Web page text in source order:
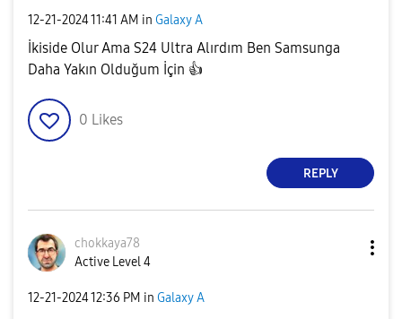
‎12-21-202411:41 AM in Galaxy A
İkiside Olur Ama S24 Ultra Alırdım Ben Samsunga
Daha Yakın Olduğum İçin 👍
0 Likes
REPLY
chokkaya78
Active Level 4
‎12-21-202412:36 PM in Galaxy A